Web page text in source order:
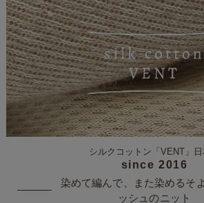
染めて編んで、また染めるそ
ッシュのニット
シルクコットン「VENT」
since 2016